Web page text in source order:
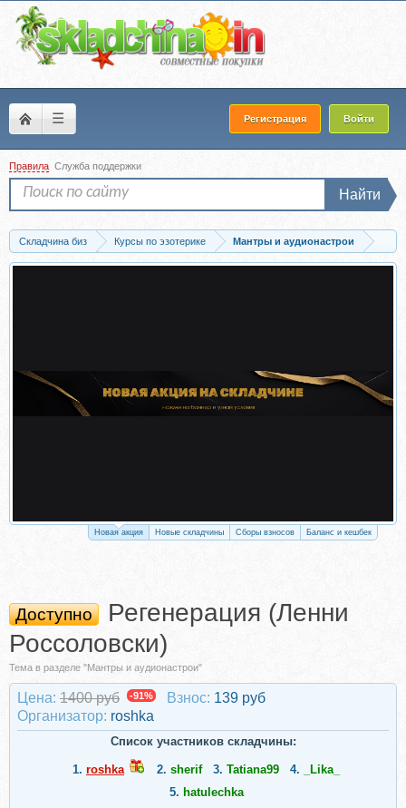
☰ Регистрация Войти
Правила Служба поддержки
Найти
Складчина биз Курсы по эзотерике
Мантры и аудионастрои
Скачать Регенерация (Ленни Россоловски)
Новая акция Новые складчины Сборы взносов Баланс и кешбек
Доступно
Регенерация (Ленни
Россоловски)
Тема в разделе "Мантры и аудионастрои"
Цена: 1400 руб -91% Взнос: 139 руб
Организатор: roshka
Список участников складчины:
1. roshka 2. sherif 3. Tatiana99 4.
_Lika_
5. hatulechka